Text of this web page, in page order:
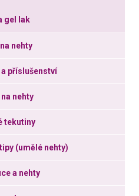
gel lak
nehty
a příslušenství
nehty
tekutiny
(umělé nehty)
a nehty